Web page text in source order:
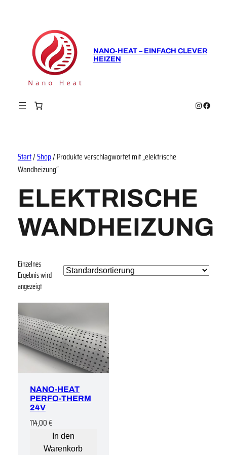
NANO-HEAT – EINFACH CLEVER
HEIZEN
Instagram
Start/Shop/ Produkte verschlagwortet mit „elektrische
Wandheizung“
ELEKTRISCHE
WANDHEIZUNG
Einzelnes
Ergebnis wird
angezeigt
NANO-HEAT
PERFO-THERM
24V
114,00€
In den
Warenkorb